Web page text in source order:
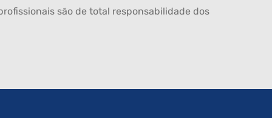
são de total responsabilidade dos